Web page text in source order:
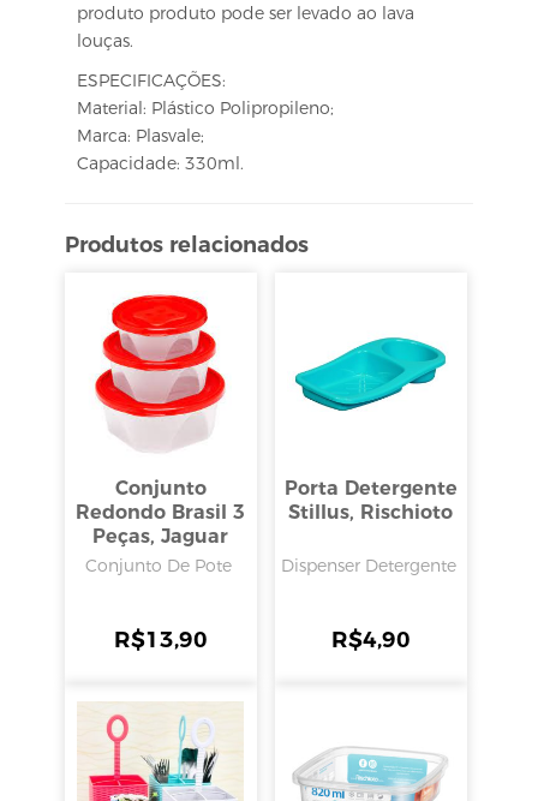
produto produto pode ser levado ao lava
louças.
ESPECIFICAÇÕES:
Material: Plástico Polipropileno;
Marca: Plasvale;
Capacidade: 330ml.
Produtos relacionados
Conjunto
Redondo Brasil 3
Peças, Jaguar
Conjunto De Pote
R$13,90
Porta Detergente
Stillus, Rischioto
Dispenser Detergente
R$4,90